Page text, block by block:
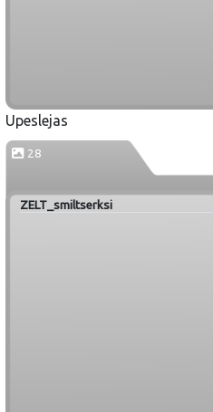
Upeslejas
28
ZELT_smiltserksi